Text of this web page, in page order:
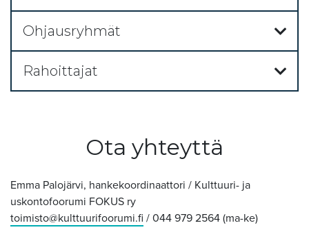
Ohjausryhmät
Rahoittajat
Ota yhteyttä
Emma Palojärvi, hankekoordinaattori / Kulttuuri- ja
uskontofoorumi FOKUS ry
toimisto@kulttuurifoorumi.fi / 044 979 2564 (ma-ke)